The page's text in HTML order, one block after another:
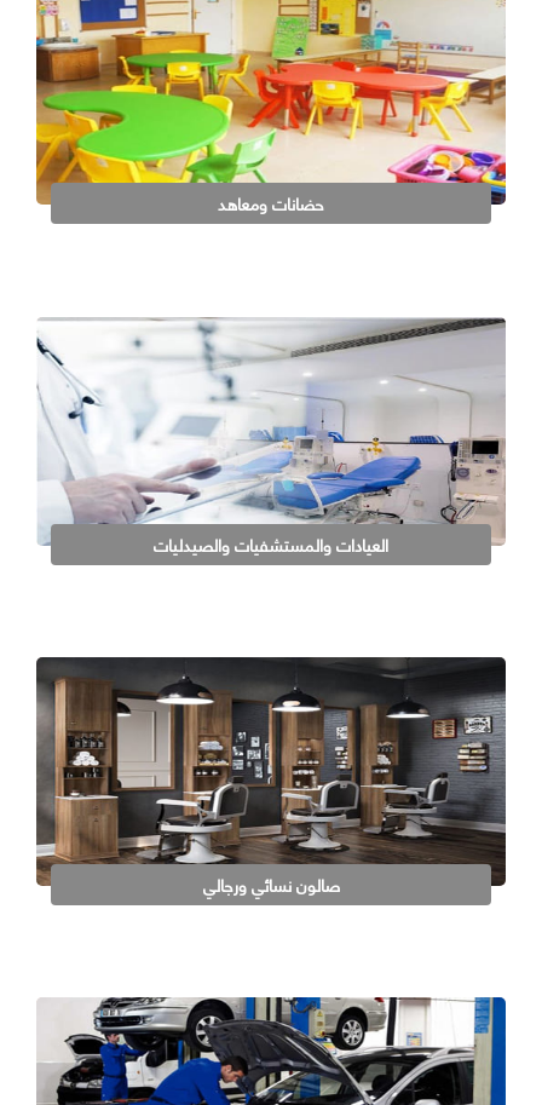
حضانات ومعاهد
العيادات والمستشفيات والصيدليات
صالون نسائي ورجالي